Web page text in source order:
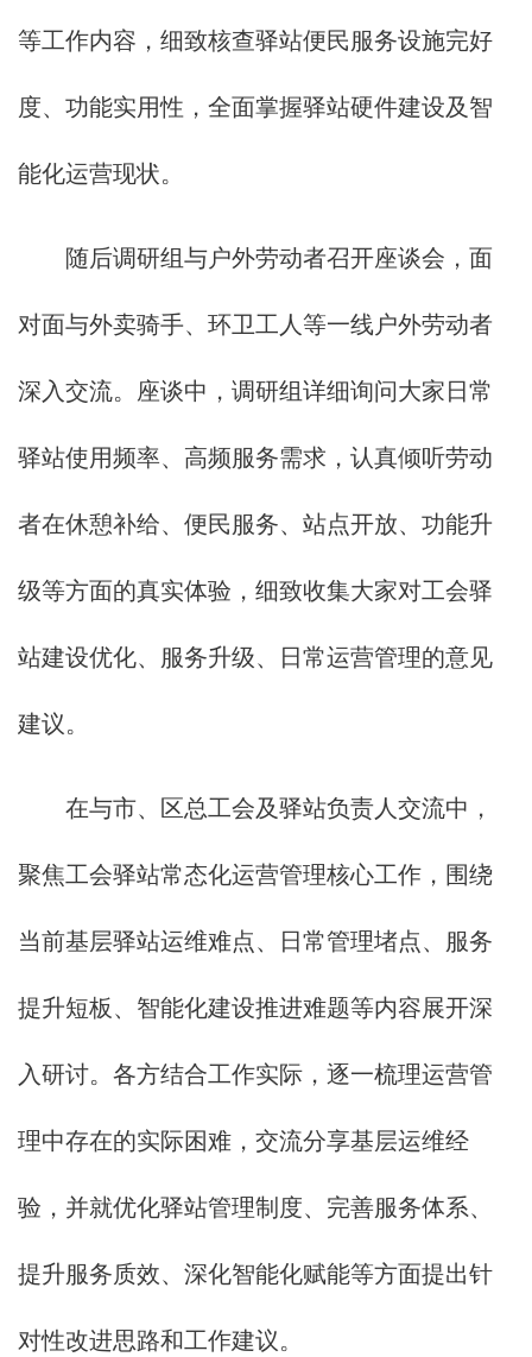
等工作内容，细致核查驿站便民服务设施完好
度、功能实用性，全面掌握驿站硬件建设及智
能化运营现状。
随后调研组与户外劳动者召开座谈会，面
对面与外卖骑手、环卫工人等一线户外劳动者
深入交流。座谈中，调研组详细询问大家日常
驿站使用频率、高频服务需求，认真倾听劳动
者在休憩补给、便民服务、站点开放、功能升
级等方面的真实体验，细致收集大家对工会驿
站建设优化、服务升级、日常运营管理的意见
建议。
在与市、区总工会及驿站负责人交流中，
聚焦工会驿站常态化运营管理核心工作，围绕
当前基层驿站运维难点、日常管理堵点、服务
提升短板、智能化建设推进难题等内容展开深
入研讨。各方结合工作实际，逐一梳理运营管
理中存在的实际困难，交流分享基层运维经
验，并就优化驿站管理制度、完善服务体系、
提升服务质效、深化智能化赋能等方面提出针
对性改进思路和工作建议。